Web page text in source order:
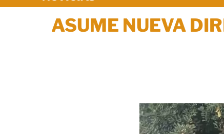
ASUME NUEVA